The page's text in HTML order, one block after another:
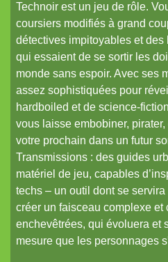
Aux seuils d'abysses très-anciens
Pti6 // Lil6
La Mort bleue
De Chorographia
Raj Victoria
Coureurs d'Orages
Britannia Obscura
Pits and Perils
Diceless Dungeons
nanoDex
Technoir est un jeu de rôle.
coursiers modifiés à grand
détectives impitoyables et
qui essaient de se sortir les
monde sans espoir. Avec ses
assez sophistiquées pour
hardboiled et de science-
vous laisse embobiner,
votre prochain dans un futur
Transmissions : des guides
matériel de jeu, capables
techs – un outil dont se
créer un faisceau complexe et
enchevêtrées, qui évoluera et
mesure que les personnages